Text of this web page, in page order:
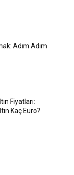
Adım Adım
Fiyatları:
Kaç Euro?